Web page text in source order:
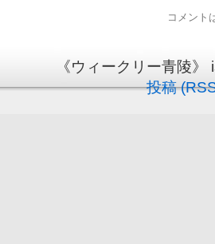
コメント
《ウィークリー青陵
投稿